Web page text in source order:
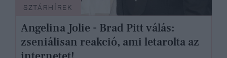
SZTÁRHÍREK
Angelina Jolie - Brad Pitt válás:
zseniálisan reakció, ami letarolta az